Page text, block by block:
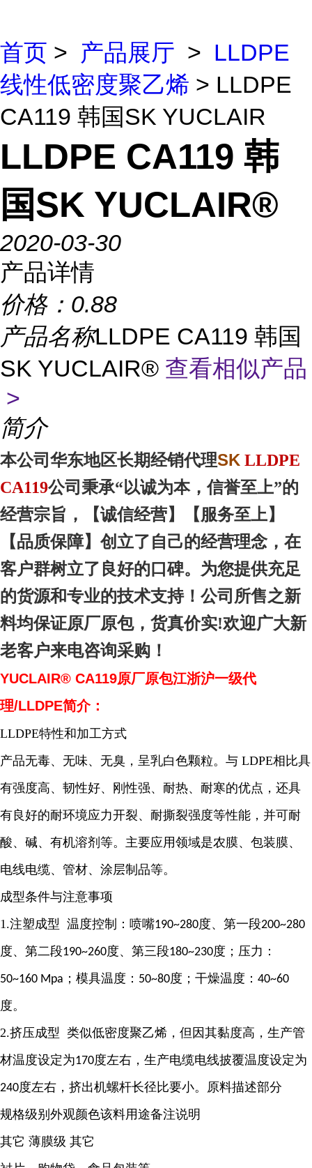
首页 > 产品展厅 > LLDPE
线性低密度聚乙烯 > LLDPE
CA119 韩国SK YUCLAIR
LLDPE CA119 韩
国SK YUCLAIR®
2020-03-30
产品详情
价格： 0.88
产品名称LLDPE CA119 韩国
SK YUCLAIR® 查看相似产品
>
简介
本公司华东地区长期经销代理SK LLDPE
CA119公司秉承“以诚为本，信誉至上”的
经营宗旨，【诚信经营】【服务至上】
【品质保障】创立了自己的经营理念，在
客户群树立了良好的口碑。为您提供充足
的货源和专业的技术支持！公司所售之新
料均保证原厂原包，货真价实!欢迎广大新
老客户来电咨询采购！
YUCLAIR® CA119原厂原包江浙沪一级代
理/LLDPE简介：
LLDPE特性和加工方式
产品无毒、无味、无臭，呈乳白色颗粒。与 LDPE相比具
有强度高、韧性好、刚性强、耐热、耐寒的优点，还具
有良好的耐环境应力开裂、耐撕裂强度等性能，并可耐
酸、碱、有机溶剂等。主要应用领域是农膜、包装膜、
电线电缆、管材、涂层制品等。
成型条件与注意事项
1.注塑成型 温度控制：喷嘴190~280度、第一段200~280
度、第二段190~260度、第三段180~230度；压力：
50~160 Mpa ；模具温度： 50~80度；干燥温度： 40~60
度。
2.挤压成型 类似低密度聚乙烯，但因其黏度高，生产管
材温度设定为170度左右，生产电缆电线披覆温度设定为
240度左右，挤出机螺杆长径比要小。原料描述部分
规格级别外观颜色该料用途备注说明
其它 薄膜级 其它